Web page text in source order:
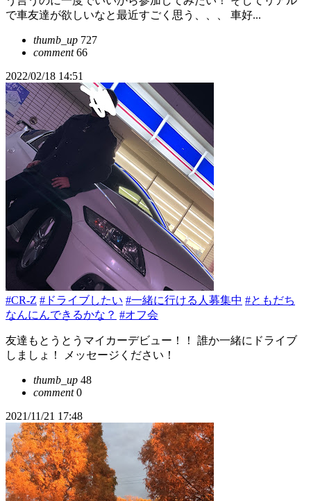
で車友達が欲しいなと最近すごく思う、、、 車好...
thumb_up 727
comment66
2022/02/18 14:51
#CR-Z #ドライブしたい #一緒に行ける人募集中 #ともだち
なんにんできるかな？ #オフ会
友達もとうとうマイカーデビュー！！ 誰か一緒にドライブ
しましょ！ メッセージください！
thumb_up 48
comment0
2021/11/21 17:48